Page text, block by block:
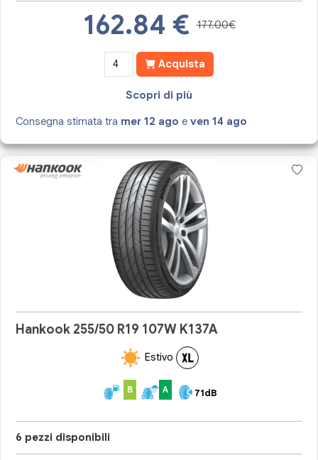
162.84 € 177.00€
Acquista
Scopri di più
Consegna stimata tra mer 12 ago even 14 ago
Hankook 255/50 R19 107W K137A
Estivo
B A 71dB
6 pezzi disponibili